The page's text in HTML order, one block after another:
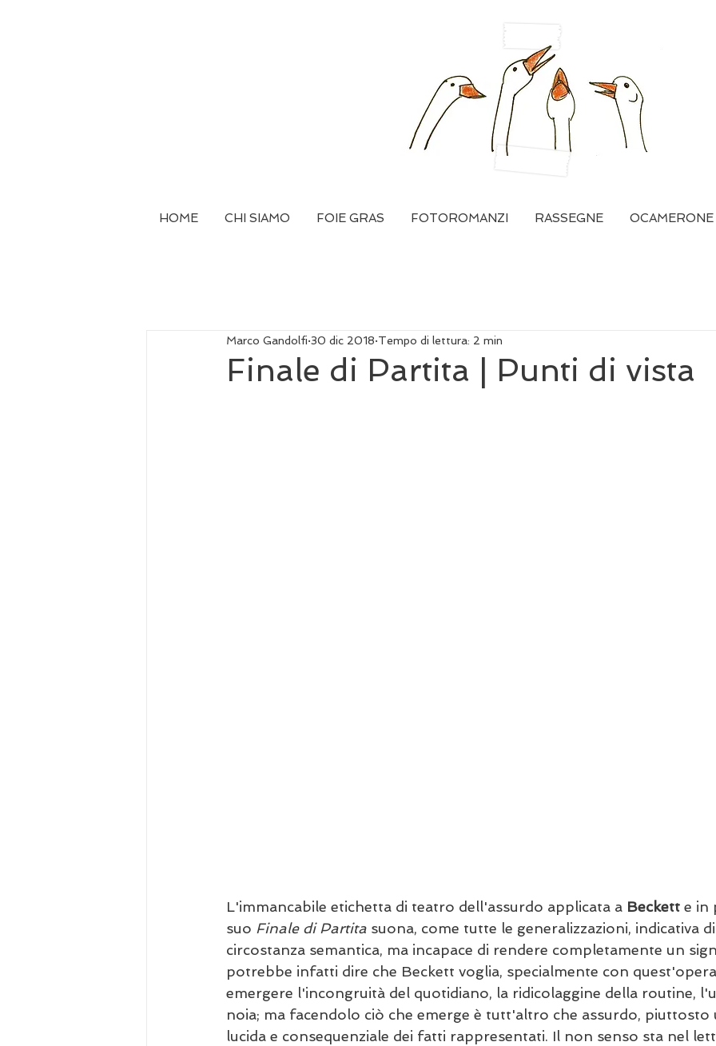
HOME CHI SIAMO FOIE GRAS FOTOROMANZI RASSEGNE OCAMERONE
Finale di Partita | Punti di vista
Marco Gandolfi 30 dic 2018 Tempo di lettura: 2 min
L'immancabile etichetta di teatro dell'assurdo applicata a Beckett e in
suo Finale di Partita suona, come tutte le generalizzazioni, indicativa
circostanza semantica, ma incapace di rendere completamente un
potrebbe infatti dire che Beckett voglia, specialmente con
emergere l'incongruità del quotidiano, la ridicolaggine della routine,
noia; ma facendolo ciò che emerge è tutt'altro che assurdo, piuttosto
lucida e consequenziale dei fatti rappresentati. Il non senso sta nel